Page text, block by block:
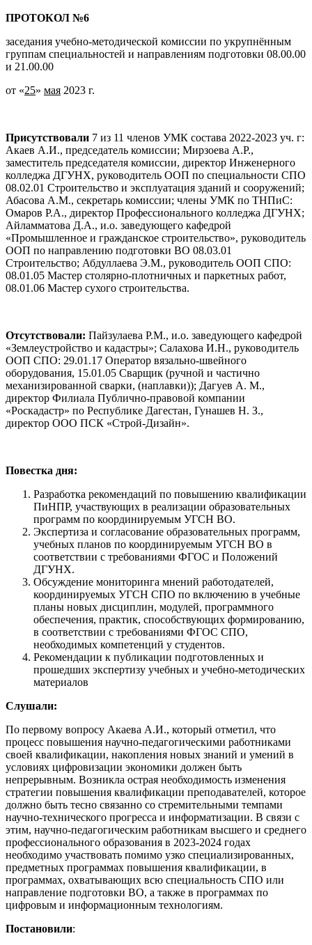
ПРОТОКОЛ №6
заседания учебно-методической комиссии по укрупнённым
группам специальностей и направлениям подготовки 08.00.00
и 21.00.00
от «25» мая 2023 г.
Присутствовали 7 из 11 членов УМК состава 2022-2023 уч. г:
Акаев А.И., председатель комиссии; Мирзоева А.Р.,
заместитель председателя комиссии, директор Инженерного
колледжа ДГУНХ, руководитель ООП по специальности СПО
08.02.01 Строительство и эксплуатация зданий и сооружений;
Абасова А.М., секретарь комиссии; члены УМК по ТНПиС:
Омаров Р.А., директор Профессионального колледжа ДГУНХ;
Айламматова Д.А., и.о. заведующего кафедрой
«Промышленное и гражданское строительство», руководитель
ООП по направлению подготовки ВО 08.03.01
Строительство; Абдуллаева Э.М., руководитель ООП СПО:
08.01.05 Мастер столярно-плотничных и паркетных работ,
08.01.06 Мастер сухого строительства.
Отсутствовали: Пайзулаева Р.М., и.о. заведующего кафедрой
«Землеустройство и кадастры»; Салахова И.Н., руководитель
ООП СПО: 29.01.17 Оператор вязально-швейного
оборудования, 15.01.05 Сварщик (ручной и частично
механизированной сварки, (наплавки)); Дагуев А. М.,
директор Филиала Публично-правовой компании
«Роскадастр» по Республике Дагестан, Гунашев Н. З.,
директор ООО ПСК «Строй-Дизайн».
Повестка дня:
Разработка рекомендаций по повышению квалификации
ПиНПР, участвующих в реализации образовательных
программ по координируемым УГСН ВО.
Экспертиза и согласование образовательных программ,
учебных планов по координируемым УГСН ВО в
соответствии с требованиями ФГОС и Положений
ДГУНХ.
Обсуждение мониторинга мнений работодателей,
координируемых УГСН СПО по включению в учебные
планы новых дисциплин, модулей, программного
обеспечения, практик, способствующих формированию,
в соответствии с требованиями ФГОС СПО,
необходимых компетенций у студентов.
Рекомендации к публикации подготовленных и
прошедших экспертизу учебных и учебно-методических
материалов
Слушали:
По первому вопросу Акаева А.И., который отметил, что
процесс повышения научно-педагогическими работниками
своей квалификации, накопления новых знаний и умений в
условиях цифровизации экономики должен быть
непрерывным. Возникла острая необходимость изменения
стратегии повышения квалификации преподавателей, которое
должно быть тесно связанно со стремительными темпами
научно-технического прогресса и информатизации. В связи с
этим, научно-педагогическим работникам высшего и среднего
профессионального образования в 2023-2024 годах
необходимо участвовать помимо узко специализированных,
предметных программах повышения квалификации, в
программах, охватывающих всю специальность СПО или
направление подготовки ВО, а также в программах по
цифровым и информационным технологиям.
Постановили: